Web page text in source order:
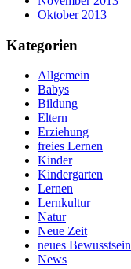
Oktober 2013
Kategorien
Allgemein
Babys
Bildung
Eltern
Erziehung
freies Lernen
Kinder
Kindergarten
Lernen
Lernkultur
Natur
Neue Zeit
neues Bewusstsein
News